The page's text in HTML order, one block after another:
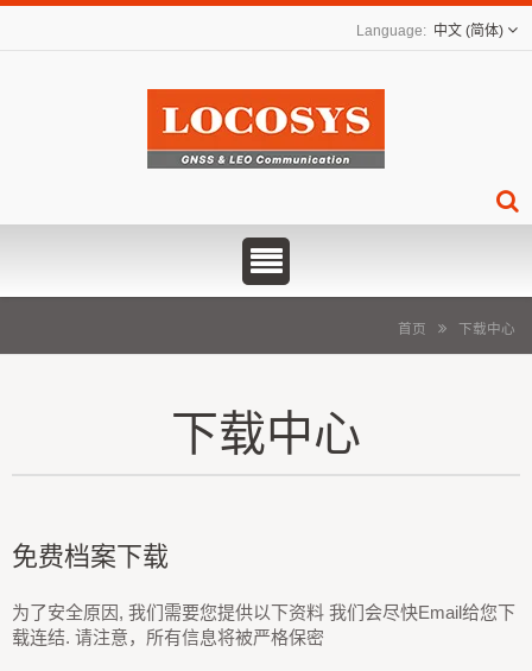
中文 (简体)
首页 下载中心
下载中心
免费档案下载
为了安全原因, 我们需要您提供以下资料 我们会尽快Email给您下
载连结. 请注意，所有信息将被严格保密